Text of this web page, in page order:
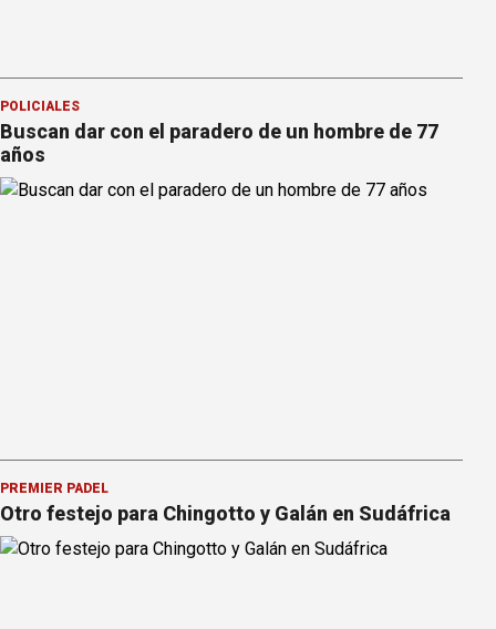
POLICIALES
Buscan dar con el paradero de un hombre de 77
años
PREMIER PÁDEL
Otro festejo para Chingotto y Galán en Sudáfrica